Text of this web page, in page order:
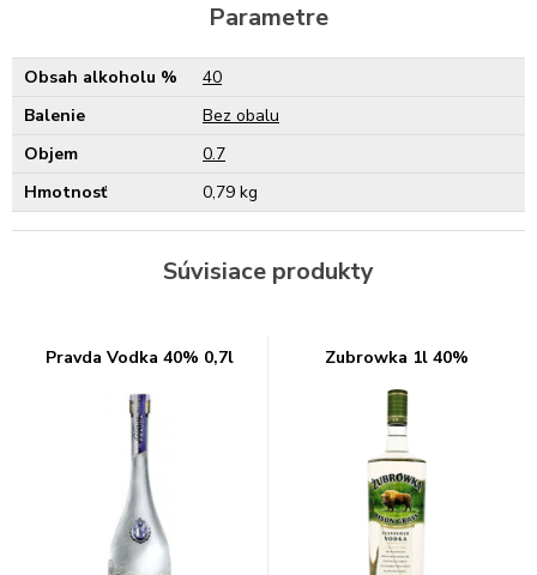
Parametre
Obsah alkoholu %
40
Balenie
Bez obalu
Objem
0.7
Hmotnosť
0,79 kg
Súvisiace produkty
Pravda Vodka 40% 0,7l Zubrowka 1l 40%